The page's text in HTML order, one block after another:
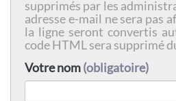
supprimés par les
adresse e-mail ne sera pas
la ligne seront convertis
code HTML sera supprimé
Votre nom(obligatoire)